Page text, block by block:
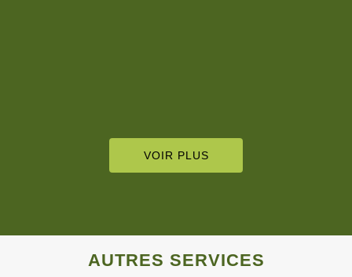
VOIR PLUS
AUTRES SERVICES